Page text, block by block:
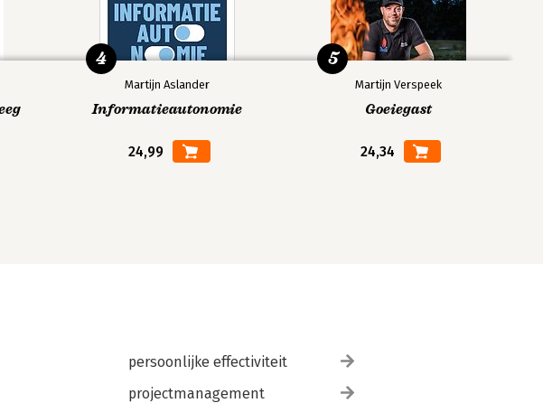
Martijn Aslander
Informatieautonomie
24,99
4
Martijn Verspeek
Goeiegast
24,34
5
persoonlijke effectiviteit
projectmanagement